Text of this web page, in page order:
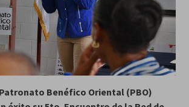
Benéfico Oriental (PBO)